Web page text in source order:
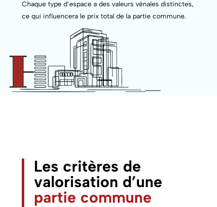
Chaque type d’espace a des valeurs vénales distinctes,
ce qui influencera le prix total de la partie commune.
Les critères de
valorisation d’une
partie commune